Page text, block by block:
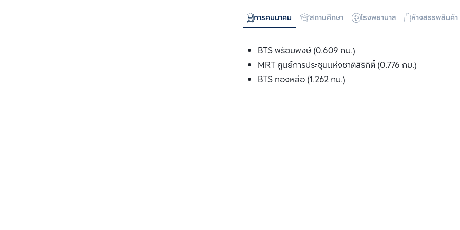
การคมนาคม สถานศึกษา โรงพยาบาล ห้างสรรพสินค้า
BTS พร้อมพงษ์ (0.609 กม.)
MRT ศูนย์การประชุมแห่งชาติสิริกิติ์ (0.776 กม.)
BTS ทองหล่อ (1.262 กม.)